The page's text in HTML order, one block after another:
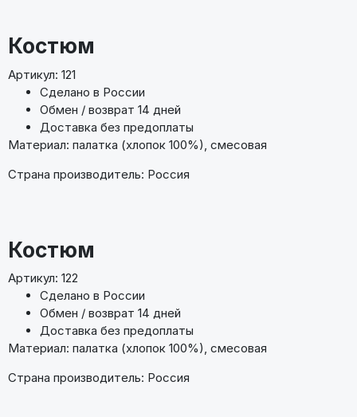
Костюм
Артикул: 121
Сделано в России
Обмен / возврат 14 дней
Доставка без предоплаты
Материал: палатка (хлопок 100%), смесовая
Страна производитель: Россия
Костюм
Артикул: 122
Сделано в России
Обмен / возврат 14 дней
Доставка без предоплаты
Материал: палатка (хлопок 100%), смесовая
Страна производитель: Россия